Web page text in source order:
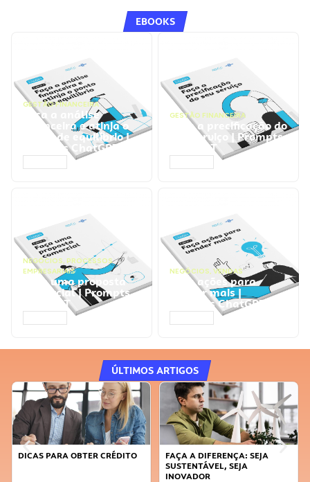
EBOOKS
GESTÃO FINANCEIRA
Faça a análise
financeira e atinja o
ponto de equilíbrio |
Prompts ChatGPT
GESTÃO FINANCEIRA
Faça a precificação do
seu serviço | Prompts
ChatGPT
NEGÓCIOS, PROCESSOS
EMPRESARIAIS
Faça uma proposta
comercial | Prompts
ChatGPT
NEGÓCIOS, VENDAS
Faça ações para
vender mais |
Prompts ChatGPT
ÚLTIMOS ARTIGOS
DICAS PARA OBTER CRÉDITO
FAÇA A DIFERENÇA: SEJA
SUSTENTÁVEL, SEJA
INOVADOR